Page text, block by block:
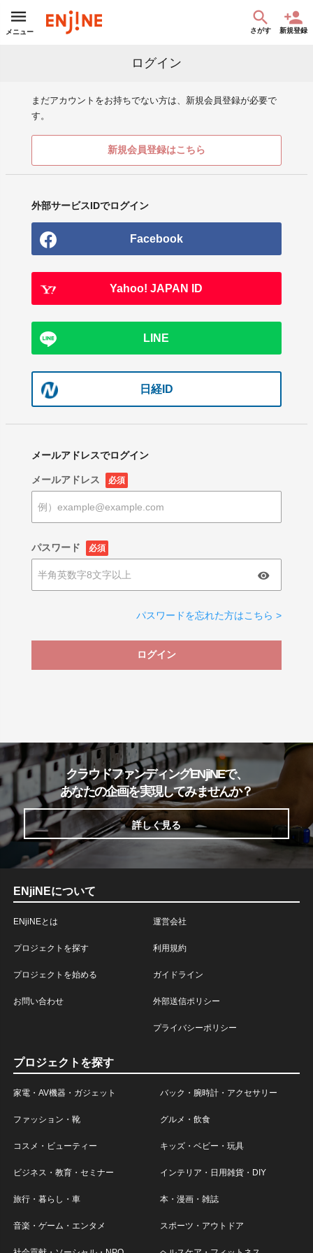
メニュー さがす 新規登録
ログイン
まだアカウントをお持ちでない方は、新規会員登録が必要で
す。
新規会員登録はこちら
外部サービスIDでログイン
Facebook
Yahoo! JAPAN ID
LINE
日経ID
メールアドレスでログイン
メールアドレス 必須
パスワード 必須
パスワードを忘れた方はこちら >
ログイン
クラウドファンディングENjiNEで、
あなたの企画を実現してみませんか？
詳しく見る
ENjiNEについて
ENjiNEとは
プロジェクトを探す
プロジェクトを始める
お問い合わせ
運営会社
利用規約
ガイドライン
外部送信ポリシー
プライバシーポリシー
プロジェクトを探す
家電・AV機器・ガジェット バック・腕時計・アクセサリー
ファッション・靴 グルメ・飲食
コスメ・ビューティー キッズ・ベビー・玩具
ビジネス・教育・セミナー インテリア・日用雑貨・DIY
旅行・暮らし・車 本・漫画・雑誌
音楽・ゲーム・エンタメ スポーツ・アウトドア